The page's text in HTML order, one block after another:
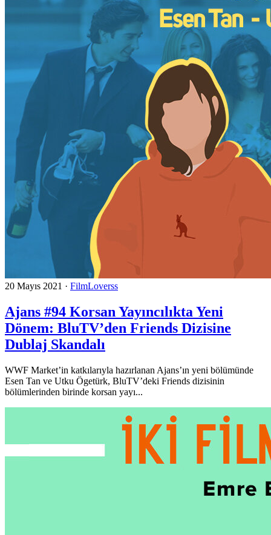
20 Mayıs 2021 · FilmLoverss
Ajans #94 Korsan Yayıncılıkta Yeni
Dönem: BluTV’den Friends Dizisine
Dublaj Skandalı
WWF Market’in katkılarıyla hazırlanan Ajans’ın yeni bölümünde
Esen Tan ve Utku Ögetürk, BluTV’deki Friends dizisinin
bölümlerinden birinde korsan yayı...